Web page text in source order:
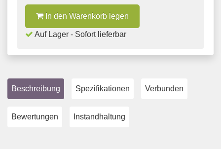
In den Warenkorb legen
Auf Lager - Sofort lieferbar
Beschreibung Spezifikationen Verbunden
Bewertungen Instandhaltung